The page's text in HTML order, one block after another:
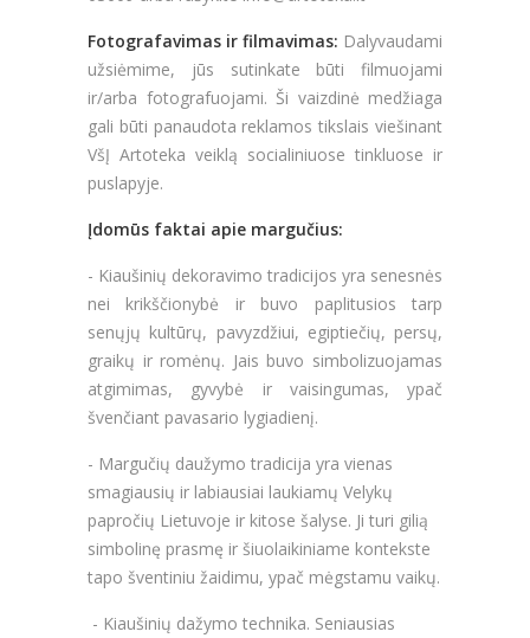
Fotografavimas ir filmavimas: Dalyvaudami
užsiėmime, jūs sutinkate būti filmuojami
ir/arba fotografuojami. Ši vaizdinė medžiaga
gali būti panaudota reklamos tikslais viešinant
VšĮ Artoteka veiklą socialiniuose tinkluose ir
puslapyje.
Įdomūs faktai apie margučius:
- Kiaušinių dekoravimo tradicijos yra senesnės
nei krikščionybė ir buvo paplitusios tarp
senųjų kultūrų, pavyzdžiui, egiptiečių, persų,
graikų ir romėnų. Jais buvo simbolizuojamas
atgimimas, gyvybė ir vaisingumas, ypač
švenčiant pavasario lygiadienį.
- Margučių daužymo tradicija yra vienas
smagiausių ir labiausiai laukiamų Velykų
papročių Lietuvoje ir kitose šalyse. Ji turi gilią
simbolinę prasmę ir šiuolaikiniame kontekste
tapo šventiniu žaidimu, ypač mėgstamu vaikų.
- Kiaušinių dažymo technika. Seniausias